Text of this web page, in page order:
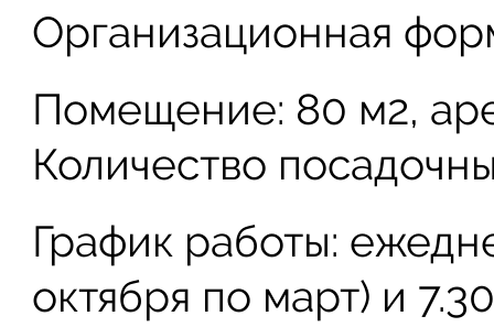
Организационная
Помещение: 80 м2,
Количество
График работы:
октября по март) и